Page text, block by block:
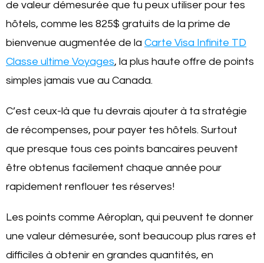
de valeur démesurée que tu peux utiliser pour tes
hôtels, comme les 825$ gratuits de la prime de
bienvenue augmentée de la Carte Visa Infinite TD
Classe ultime Voyages, la plus haute offre de points
simples jamais vue au Canada.
C’est ceux-là que tu devrais ajouter à ta stratégie
de récompenses, pour payer tes hôtels. Surtout
que presque tous ces points bancaires peuvent
être obtenus facilement chaque année pour
rapidement renflouer tes réserves!
Les points comme Aéroplan, qui peuvent te donner
une valeur démesurée, sont beaucoup plus rares et
difficiles à obtenir en grandes quantités, en